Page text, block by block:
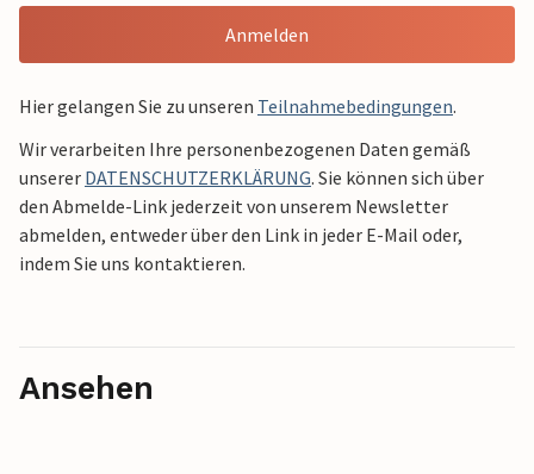
Anmelden
Hier gelangen Sie zu unseren Teilnahmebedingungen.
Wir verarbeiten Ihre personenbezogenen Daten gemäß
unserer DATENSCHUTZERKLÄRUNG. Sie können sich über
den Abmelde-Link jederzeit von unserem Newsletter
abmelden, entweder über den Link in jeder E-Mail oder,
indem Sie uns kontaktieren.
Ansehen